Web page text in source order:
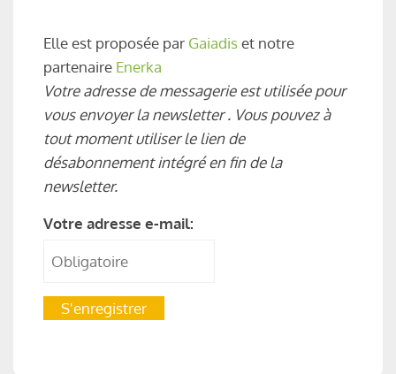
Elle est proposée par Gaiadiset notre
partenaire Enerka
Votre adresse de messagerie est utilisée pour
vous envoyer la newsletter. Vous pouvez à
tout moment utiliser le lien de
désabonnement intégré en fin de la
newsletter.
Votre adresse e-mail: